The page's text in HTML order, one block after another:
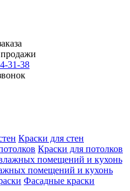
31-38
Краски для стен
Краски для потолков
помещений и кухонь
Фасадные краски